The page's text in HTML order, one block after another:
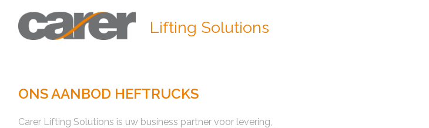
Lifting Solutions
ONS AANBOD HEFTRUCKS
Carer Lifting Solutions is uw business partner voor levering,